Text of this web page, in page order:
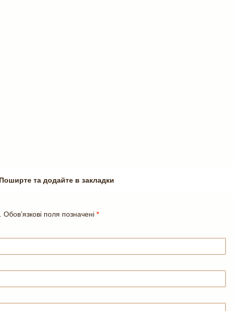
Поширте та додайте в закладки
поля позначені *